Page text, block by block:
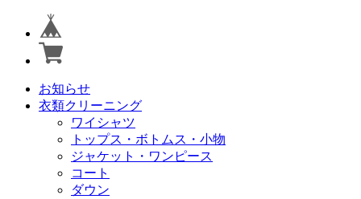
お知らせ
衣類クリーニング
ワイシャツ
トップス・ボトムス・小物
ジャケット・ワンピース
コート
ダウン